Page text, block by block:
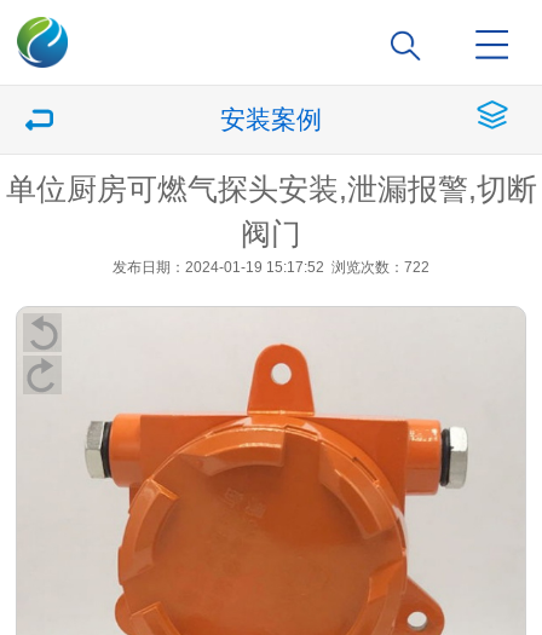
安装案例
单位厨房可燃气探头安装,泄漏报警,切断
阀门
发布日期：2024-01-19 15:17:52 浏览次数：722